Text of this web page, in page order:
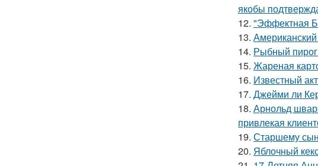
якобы
12. "Эффектная
13.
14. Рыбный
15. Жареная
16. Известный
17. Джейми ли
18. Арнольд
привлекая
19. Старшему
20. Яблочный